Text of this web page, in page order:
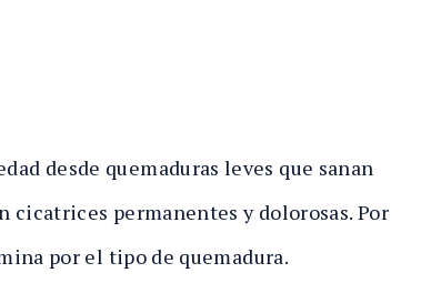
desde quemaduras leves que sanan
cicatrices permanentes y dolorosas. Por
por el tipo de quemadura.